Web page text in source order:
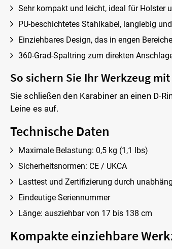
Sehr kompakt und leicht, ideal für Holster
PU-beschichtetes Stahlkabel, langlebig
Einziehbares Design, das in engen
360-Grad-Spaltring zum direkten
So sichern Sie Ihr Werkzeug
Sie schließen den Karabiner an einen D-
Leine es auf.
Technische Daten
Maximale Belastung: 0,5 kg (1,1 lbs)
Sicherheitsnormen: CE / UKCA
Lasttest und Zertifizierung durch
Eindeutige Seriennummer
Länge: ausziehbar von 17 bis 138 cm
Kompakte einziehbare